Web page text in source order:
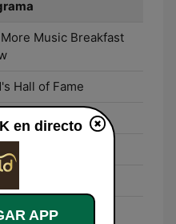
Music Breakfast
Hall of Fame
10 In A Row
1s At 1
10 In A Row
Rush
en directo
APP